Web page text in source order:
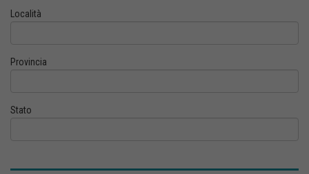
Località
Provincia
Stato